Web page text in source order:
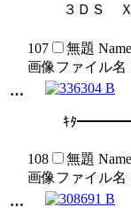
３ＤＳ
…
107 無題 Name
画像ファイル名
ｷﾀ
…
108 無題 Name
画像ファイル名